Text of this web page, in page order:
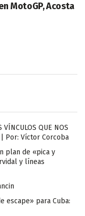
MotoGP, Acosta
VÍNCULOS QUE NOS
| Por: Víctor Corcoba
plan de «pica y
y líneas
escape» para Cuba: